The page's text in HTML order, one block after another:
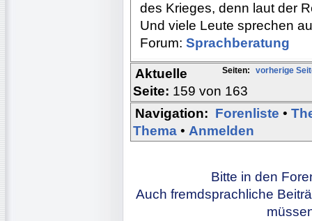
des Krieges, denn laut der
Und viele Leute sprechen
Forum: Sprachberatung
Seiten: vorherige
Aktuelle
Seite: 159 von 163
Navigation: Forenliste •
Thema • Anmelden
Bitte in den
Auch fremdsprachliche